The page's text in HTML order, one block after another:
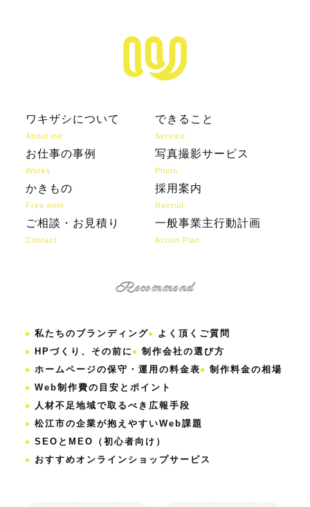
ワキザシについて
About me
できること
Service
お仕事の事例
Works
写真撮影サービス
Photo
かきもの
Free note
採用案内
Recruit
ご相談・お見積り
Contact
一般事業主行動計画
Action Plan
Recommend
私たちのブランディング
よく頂くご質問
HPづくり、その前に
制作会社の選び方
ホームページの保守・運用の料金表
制作料金の相場
Web制作費の目安とポイント
人材不足地域で取るべき広報手段
松江市の企業が抱えやすいWeb課題
SEOとMEO（初心者向け）
おすすめオンラインショップサービス